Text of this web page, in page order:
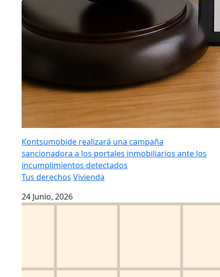
Kontsumobide realizará una campaña
sancionadora a los portales inmobiliarios ante los
incumplimientos detectados
Tus derechos Vivienda
24 Junio, 2026